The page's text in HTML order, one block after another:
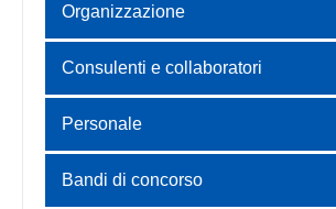
Organizzazione
Consulenti e collaboratori
Personale
Bandi di concorso